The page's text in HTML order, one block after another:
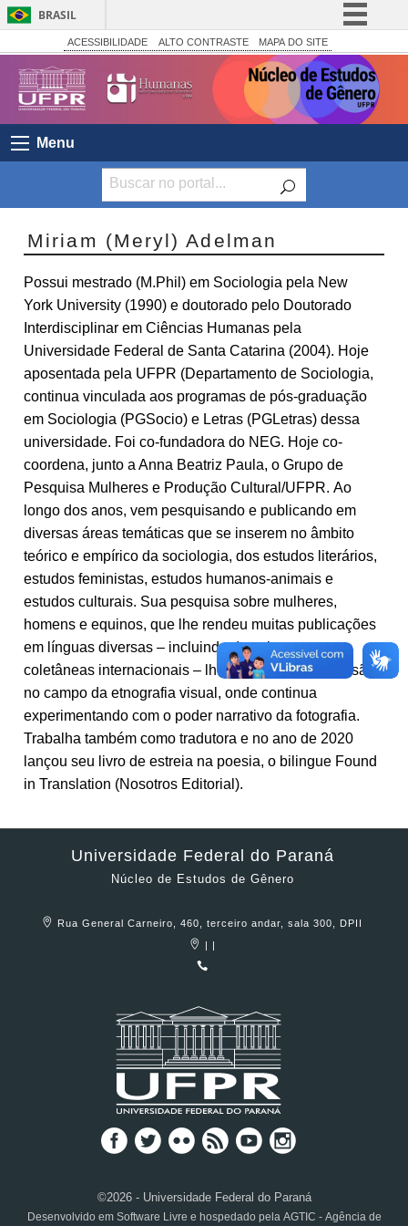
BRASIL
Simplifique!
Comunica BR
Participe
Legislação
Canais
ACESSIBILIDADE ALTO CONTRASTE MAPA DO SITE
Menu
Miriam (Meryl) Adelman
Possui mestrado (M.Phil) em Sociologia pela New
York University (1990) e doutorado pelo Doutorado
Interdisciplinar em Ciências Humanas pela
Universidade Federal de Santa Catarina (2004). Hoje
aposentada pela UFPR (Departamento de Sociologia,
continua vinculada aos programas de pós-graduação
em Sociologia (PGSocio) e Letras (PGLetras) dessa
universidade. Foi co-fundadora do NEG. Hoje co-
coordena, junto a Anna Beatriz Paula, o Grupo de
Pesquisa Mulheres e Produção Cultural/UFPR. Ao
longo dos anos, vem pesquisando e publicando em
diversas áreas temáticas que se inserem no âmbito
teórico e empírico da sociologia, dos estudos literários,
estudos feministas, estudos humanos-animais e
estudos culturais. Sua pesquisa sobre mulheres,
homens e equinos, que lhe rendeu muitas publicações
em línguas diversas – incluindo duas importantes
coletâneas internacionais – lhe conduziram à incursão
no campo da etnografia visual, onde continua
experimentando com o poder narrativo da fotografia.
Trabalha também como tradutora e no ano de 2020
lançou seu livro de estreia na poesia, o bilingue Found
in Translation (Nosotros Editorial).
Universidade Federal do Paraná
Núcleo de Estudos de Gênero
Rua General Carneiro, 460, terceiro andar, sala 300, DPII
©2026 - Universidade Federal do Paraná
Desenvolvido em Software Livre e hospedado pela AGTIC - Agência de